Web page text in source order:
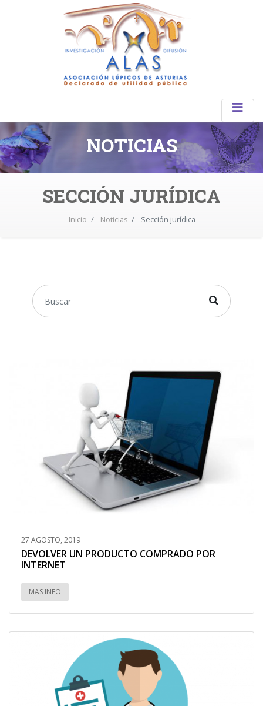
NOTICIAS
SECCIÓN JURÍDICA
Inicio Noticias Sección jurídica
27 AGOSTO, 2019
DEVOLVER UN PRODUCTO COMPRADO POR
INTERNET
MAS INFO